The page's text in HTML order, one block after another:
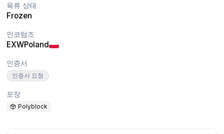
육류 상태
Frozen
인코텀즈
EXWPoland
인증서
인증서 요청
포장
Polyblock